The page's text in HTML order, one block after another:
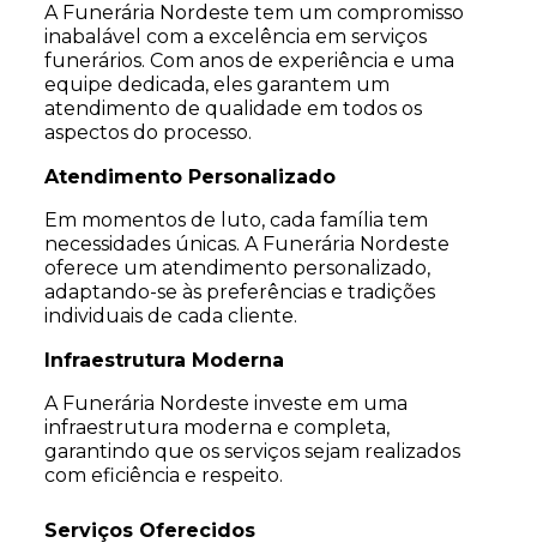
A Funerária Nordeste tem um compromisso
inabalável com a excelência em serviços
funerários. Com anos de experiência e uma
equipe dedicada, eles garantem um
atendimento de qualidade em todos os
aspectos do processo.
Atendimento Personalizado
Em momentos de luto, cada família tem
necessidades únicas. A Funerária Nordeste
oferece um atendimento personalizado,
adaptando-se às preferências e tradições
individuais de cada cliente.
Infraestrutura Moderna
A Funerária Nordeste investe em uma
infraestrutura moderna e completa,
garantindo que os serviços sejam realizados
com eficiência e respeito.
Serviços Oferecidos